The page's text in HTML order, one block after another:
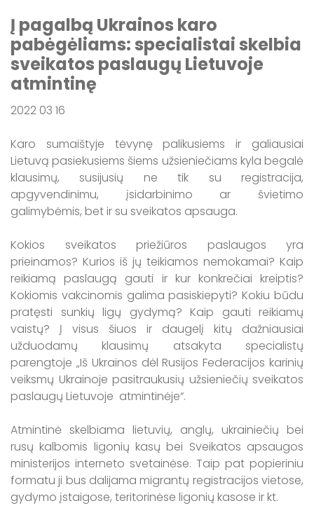
Į pagalbą Ukrainos karo
pabėgėliams: specialistai skelbia
sveikatos paslaugų Lietuvoje
atmintinę
2022 03 16
Karo sumaištyje tėvynę palikusiems ir galiausiai
Lietuvą pasiekusiems šiems užsieniečiams kyla begalė
klausimų, susijusių ne tik su registracija,
apgyvendinimu, įsidarbinimo ar švietimo
galimybėmis, bet ir su sveikatos apsauga.
Kokios sveikatos priežiūros paslaugos yra
prieinamos? Kurios iš jų teikiamos nemokamai? Kaip
reikiamą paslaugą gauti ir kur konkrečiai kreiptis?
Kokiomis vakcinomis galima pasiskiepyti? Kokiu būdu
pratęsti sunkių ligų gydymą? Kaip gauti reikiamų
vaistų? Į visus šiuos ir daugelį kitų dažniausiai
užduodamų klausimų atsakyta specialistų
parengtoje „Iš Ukrainos dėl Rusijos Federacijos karinių
veiksmų Ukrainoje pasitraukusių užsieniečių sveikatos
paslaugų Lietuvoje atmintinėje“.
Atmintinė skelbiama lietuvių, anglų, ukrainiečių bei
rusų kalbomis ligonių kasų bei Sveikatos apsaugos
ministerijos interneto svetainėse. Taip pat popieriniu
formatu ji bus dalijama migrantų registracijos vietose,
gydymo įstaigose, teritorinėse ligonių kasose ir kt.